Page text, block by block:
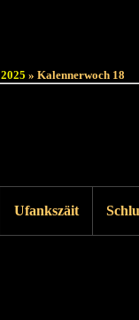
2025 » Kalennerwoch 18
Ufankszäit